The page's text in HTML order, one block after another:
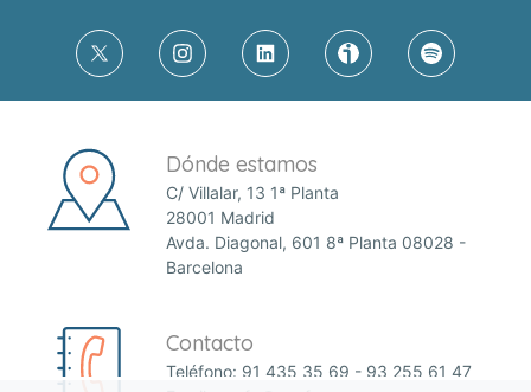
Dónde estamos
C/ Villalar, 13 1ª Planta
28001 Madrid
Avda. Diagonal, 601 8ª Planta 08028 -
Barcelona
Contacto
Teléfono: 91 435 35 69 - 93 255 61 47